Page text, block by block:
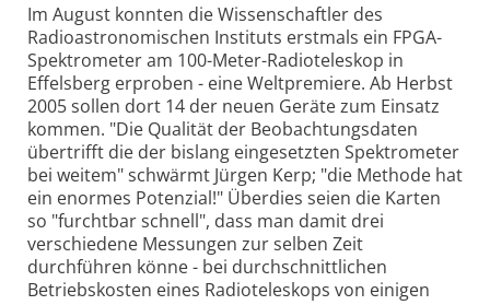
Im August konnten die Wissenschaftler des
Radioastronomischen Instituts erstmals ein FPGA-
Spektrometer am 100-Meter-Radioteleskop in
Effelsberg erproben - eine Weltpremiere. Ab Herbst
2005 sollen dort 14 der neuen Geräte zum Einsatz
kommen. "Die Qualität der Beobachtungsdaten
übertrifft die der bislang eingesetzten Spektrometer
bei weitem" schwärmt Jürgen Kerp; "die Methode hat
ein enormes Potenzial!" Überdies seien die Karten
so "furchtbar schnell", dass man damit drei
verschiedene Messungen zur selben Zeit
durchführen könne - bei durchschnittlichen
Betriebskosten eines Radioteleskops von einigen